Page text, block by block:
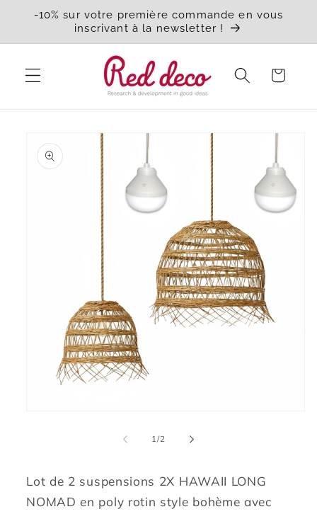
passer
contenu
-10% sur votre première commande en vous
inscrivant à la newsletter !
Panier
informations
produits
fenêtre
1/de
2
Lot de 2 suspensions 2X HAWAII LONG
NOMAD en poly rotin style bohème avec